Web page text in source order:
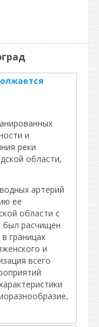
и
реки
области,
артерий
ее
области с
был расчищен
границах
и
всего